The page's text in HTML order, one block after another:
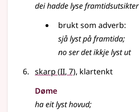
dei hadde lyse framtidsutsikter
brukt som adverb:
sjålystpå framtida;
no ser det ikkjelystut
skarp (2
II, 7), klartenkt
Døme
ha eitlysthovud;